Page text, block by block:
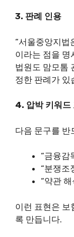
3. 판례 인용
“서울중앙지법
이라는 점을 명
법원도 맘모톰
정한 판례가 있
4. 압박 키워드
다음 문구를 반
“금융감
“분쟁조
“약관
이런 표현은 보
록 만듭니다.